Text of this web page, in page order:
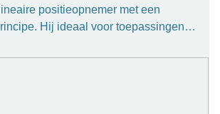
positieopnemer met een
Hij ideaal voor toepassingen…